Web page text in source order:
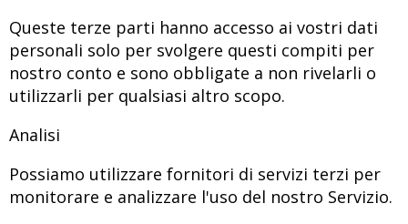
Queste terze parti hanno accesso ai vostri dati
personali solo per svolgere questi compiti per
nostro conto e sono obbligate a non rivelarli o
utilizzarli per qualsiasi altro scopo.
Analisi
Possiamo utilizzare fornitori di servizi terzi per
monitorare e analizzare l'uso del nostro Servizio.